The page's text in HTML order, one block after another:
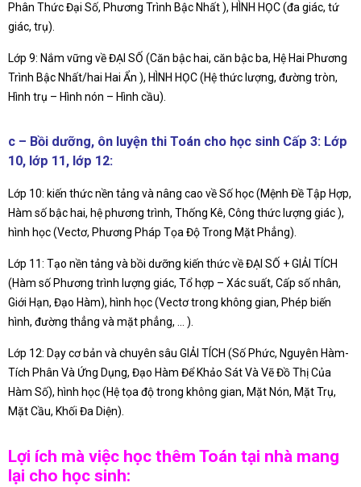
Phân Thức Đại Số, Phương Trình Bậc Nhất ), HÌNH HỌC (đa giác, tứ
giác, trụ).
Lớp 9: Nắm vững về ĐẠI SỐ (Căn bậc hai, căn bậc ba, Hệ Hai Phương
Trình Bậc Nhất/hai Hai Ẩn ), HÌNH HỌC (Hệ thức lượng, đường tròn,
Hình trụ – Hình nón – Hình cầu).
c – Bồi dưỡng, ôn luyện thi Toán cho học sinh Cấp 3: Lớp
10, lớp 11, lớp 12:
Lớp 10: kiến thức nền tảng và nâng cao về Số học (Mệnh Đề Tập Hợp,
Hàm số bậc hai, hệ phương trình, Thống Kê, Công thức lượng giác ),
hình học (Vectơ, Phương Pháp Tọa Độ Trong Mặt Phẳng).
Lớp 11: Tạo nền tảng và bồi dưỡng kiến thức về ĐẠI SỐ + GIẢI TÍCH
(Hàm số Phương trình lượng giác, Tổ hợp – Xác suất, Cấp số nhân,
Giới Hạn, Đạo Hàm), hình học (Vectơ trong không gian, Phép biến
hình, đường thẳng và mặt phẳng, … ).
Lớp 12: Dạy cơ bản và chuyên sâu GIẢI TÍCH (Số Phức, Nguyên Hàm-
Tích Phân Và Ứng Dụng, Đạo Hàm Để Khảo Sát Và Vẽ Đồ Thị Của
Hàm Số), hình học (Hệ tọa độ trong không gian, Mặt Nón, Mặt Trụ,
Mặt Cầu, Khối Đa Diện).
Lợi ích mà việc học thêm Toán tại nhà mang
lại cho học sinh: